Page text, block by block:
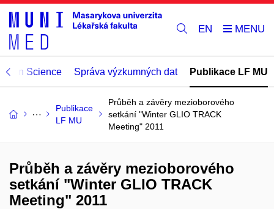
EN
Open Science Správa výzkumných dat Publikace LF MU
Publikace
LF MU
Průběh a závěry mezioborového
setkání "Winter GLIO TRACK
Meeting" 2011
Průběh a závěry mezioborového
setkání "Winter GLIO TRACK
Meeting" 2011